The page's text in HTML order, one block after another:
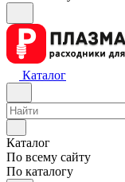
Каталог
Каталог
По всему сайту
По каталогу